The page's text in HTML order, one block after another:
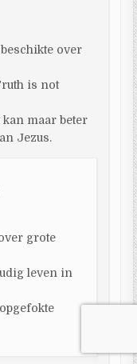
over
is not
maar beter
Jezus.
grote
leven in